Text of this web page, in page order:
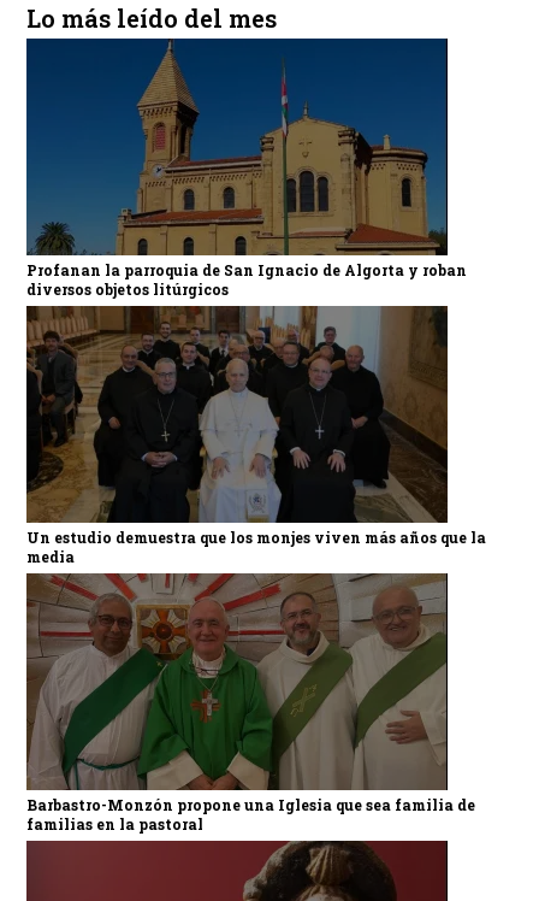
Lo más leído del mes
Profanan la parroquia de San Ignacio de Algorta y roban
diversos objetos litúrgicos
Un estudio demuestra que los monjes viven más años que la
media
Barbastro-Monzón propone una Iglesia que sea familia de
familias en la pastoral